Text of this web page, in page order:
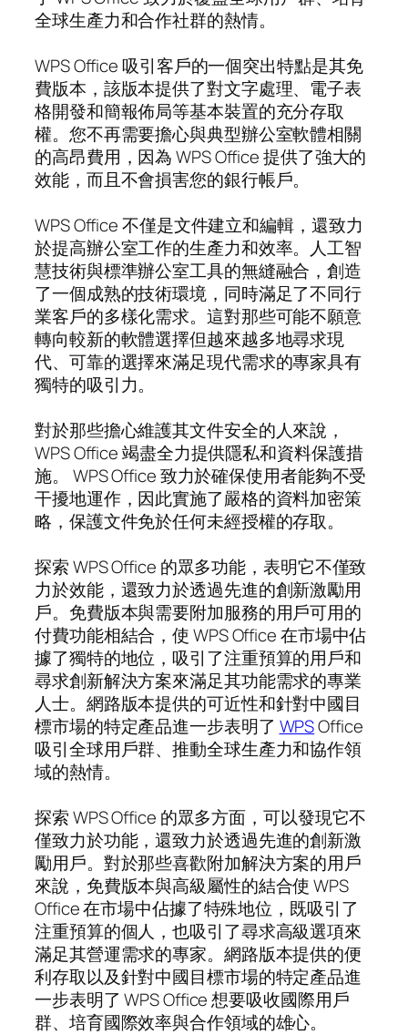
全球生產力和合作社群的熱情。
WPS Office 吸引客戶的一個突出特點是其免
費版本，該版本提供了對文字處理、電子表
格開發和簡報佈局等基本裝置的充分存取
權。您不再需要擔心與典型辦公室軟體相關
的高昂費用，因為 WPS Office 提供了強大的
效能，而且不會損害您的銀行帳戶。
WPS Office 不僅是文件建立和編輯，還致力
於提高辦公室工作的生產力和效率。人工智
慧技術與標準辦公室工具的無縫融合，創造
了一個成熟的技術環境，同時滿足了不同行
業客戶的多樣化需求。這對那些可能不願意
轉向較新的軟體選擇但越來越多地尋求現
代、可靠的選擇來滿足現代需求的專家具有
獨特的吸引力。
對於那些擔心維護其文件安全的人來說，
WPS Office 竭盡全力提供隱私和資料保護措
施。 WPS Office 致力於確保使用者能夠不受
干擾地運作，因此實施了嚴格的資料加密策
略，保護文件免於任何未經授權的存取。
探索 WPS Office 的眾多功能，表明它不僅致
力於效能，還致力於透過先進的創新激勵用
戶。免費版本與需要附加服務的用戶可用的
付費功能相結合，使 WPS Office 在市場中佔
據了獨特的地位，吸引了注重預算的用戶和
尋求創新解決方案來滿足其功能需求的專業
人士。網路版本提供的可近性和針對中國目
標市場的特定產品進一步表明了 WPSOffice
吸引全球用戶群、推動全球生產力和協作領
域的熱情。
探索 WPS Office 的眾多方面，可以發現它不
僅致力於功能，還致力於透過先進的創新激
勵用戶。對於那些喜歡附加解決方案的用戶
來說，免費版本與高級屬性的結合使 WPS
Office 在市場中佔據了特殊地位，既吸引了
注重預算的個人，也吸引了尋求高級選項來
滿足其營運需求的專家。網路版本提供的便
利存取以及針對中國目標市場的特定產品進
一步表明了 WPS Office 想要吸收國際用戶
群、培育國際效率與合作領域的雄心。